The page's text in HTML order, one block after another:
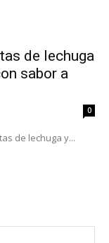
de lechuga
sabor a
0
de lechuga y...